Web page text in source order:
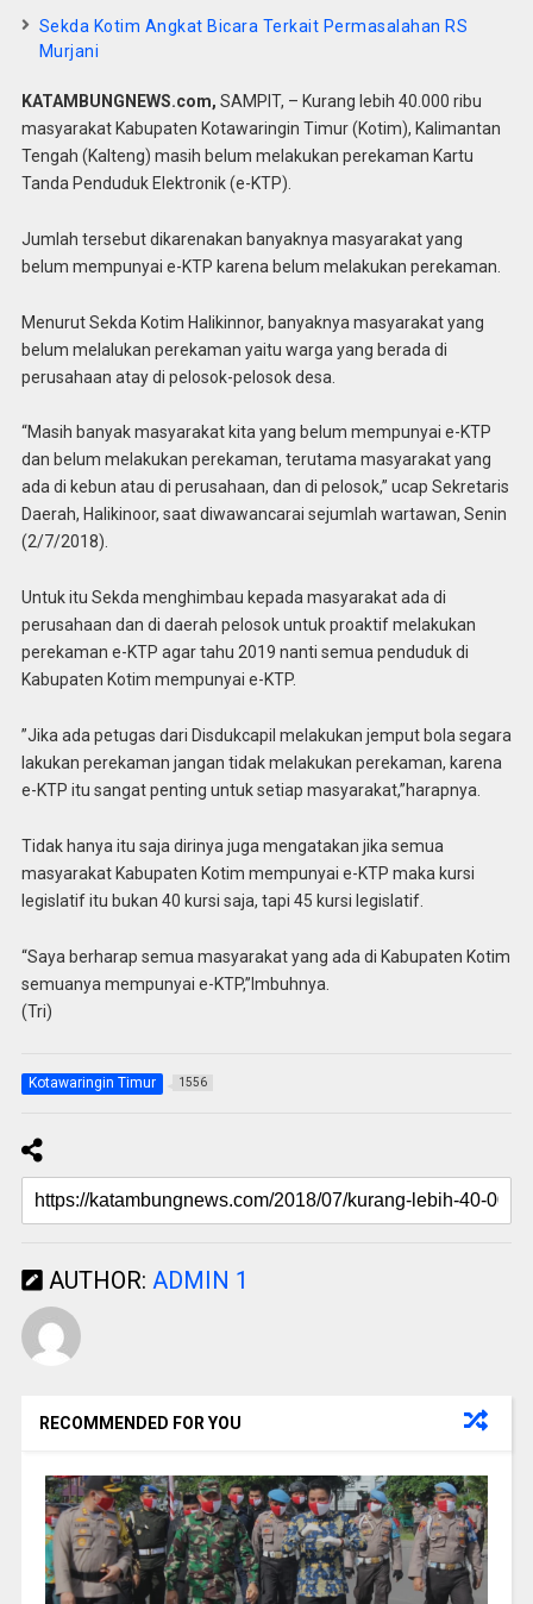
Sekda Kotim Angkat Bicara Terkait Permasalahan RS
Murjani
KATAMBUNGNEWS.com, SAMPIT, – Kurang lebih 40.000 ribu
masyarakat Kabupaten Kotawaringin Timur (Kotim), Kalimantan
Tengah (Kalteng) masih belum melakukan perekaman Kartu
Tanda Penduduk Elektronik (e-KTP).
Jumlah tersebut dikarenakan banyaknya masyarakat yang
belum mempunyai e-KTP karena belum melakukan perekaman.
Menurut Sekda Kotim Halikinnor, banyaknya masyarakat yang
belum melalukan perekaman yaitu warga yang berada di
perusahaan atay di pelosok-pelosok desa.
“Masih banyak masyarakat kita yang belum mempunyai e-KTP
dan belum melakukan perekaman, terutama masyarakat yang
ada di kebun atau di perusahaan, dan di pelosok,” ucap Sekretaris
Daerah, Halikinoor, saat diwawancarai sejumlah wartawan, Senin
(2/7/2018).
Untuk itu Sekda menghimbau kepada masyarakat ada di
perusahaan dan di daerah pelosok untuk proaktif melakukan
perekaman e-KTP agar tahu 2019 nanti semua penduduk di
Kabupaten Kotim mempunyai e-KTP.
”Jika ada petugas dari Disdukcapil melakukan jemput bola segara
lakukan perekaman jangan tidak melakukan perekaman, karena
e-KTP itu sangat penting untuk setiap masyarakat,”harapnya.
Tidak hanya itu saja dirinya juga mengatakan jika semua
masyarakat Kabupaten Kotim mempunyai e-KTP maka kursi
legislatif itu bukan 40 kursi saja, tapi 45 kursi legislatif.
“Saya berharap semua masyarakat yang ada di Kabupaten Kotim
semuanya mempunyai e-KTP,”Imbuhnya.
(Tri)
Kotawaringin Timur 1556
AUTHOR: ADMIN 1
RECOMMENDED FOR YOU